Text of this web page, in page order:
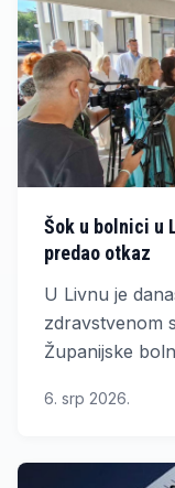
Šok u bolnici u
predao otkaz
U Livnu je
zdravstvenom
Županijske
nezadovoljstva
6. srp 2026.